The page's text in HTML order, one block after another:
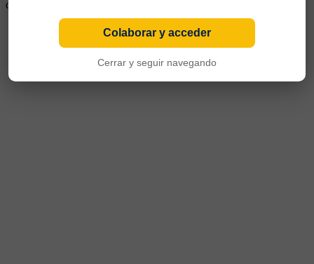
dueño del pase.
Colaborar y acceder
Cerrar y seguir navegando